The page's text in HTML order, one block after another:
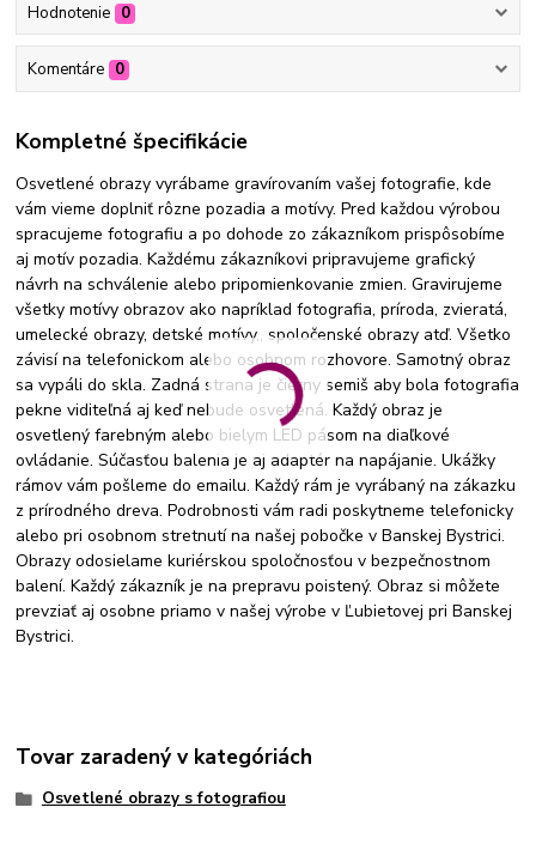
Hodnotenie 0
Komentáre 0
Kompletné špecifikácie
Osvetlené obrazy vyrábame gravírovaním vašej fotografie, kde
vám vieme doplniť rôzne pozadia a motívy. Pred každou výrobou
spracujeme fotografiu a po dohode zo zákazníkom prispôsobíme
aj motív pozadia. Každému zákazníkovi pripravujeme grafický
návrh na schválenie alebo pripomienkovanie zmien. Gravirujeme
všetky motívy obrazov ako napríklad fotografia, príroda, zvieratá,
umelecké obrazy, detské motívy,, spoločenské obrazy atď. Všetko
závisí na telefonickom alebo osobnom rozhovore. Samotný obraz
sa vypáli do skla. Zadná strana je čierny semiš aby bola fotografia
pekne viditeľná aj keď nebude osvetlená. Každý obraz je
osvetlený farebným alebo bielym LED pásom na diaľkové
ovládanie. Súčasťou balenia je aj adaptér na napájanie. Ukážky
rámov vám pošleme do emailu. Každý rám je vyrábaný na zákazku
z prírodného dreva. Podrobnosti vám radi poskytneme telefonicky
alebo pri osobnom stretnutí na našej pobočke v Banskej Bystrici.
Obrazy odosielame kuriérskou spoločnosťou v bezpečnostnom
balení. Každý zákazník je na prepravu poistený. Obraz si môžete
prevziať aj osobne priamo v našej výrobe v Ľubietovej pri Banskej
Bystrici.
Tovar zaradený v kategóriách
Osvetlené obrazy s fotografiou